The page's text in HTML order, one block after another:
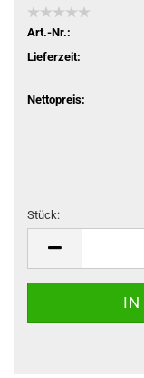
Art.-Nr.:
Lieferzeit:
Nettopreis:
Stück: